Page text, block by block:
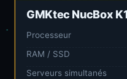
GMKtec NucBox
Processeur
RAM / SSD
Serveurs simultanés